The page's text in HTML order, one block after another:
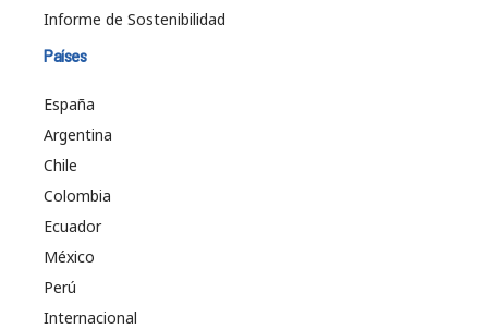
Informe de Sostenibilidad
Países
España
Argentina
Chile
Colombia
Ecuador
México
Perú
Internacional